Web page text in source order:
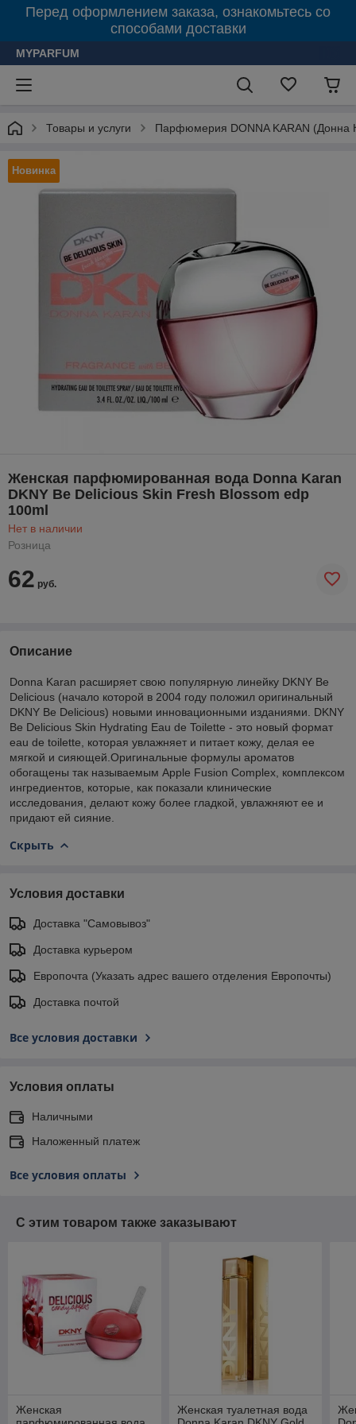
Перед оформлением заказа, ознакомьтесь со
способами доставки
MYPARFUM
Товары и услуги Парфюмерия DONNA KARAN (Донна
Новинка
Женская парфюмированная вода Donna Karan
DKNY Be Delicious Skin Fresh Blossom edp
100ml
Нет в наличии
Розница
62 руб.
Описание
Donna Karan расширяет свою популярную линейку DKNY Be
Delicious (начало которой в 2004 году положил оригинальный
DKNY Be Delicious) новыми инновационными изданиями. DKNY
Be Delicious Skin Hydrating Eau de Toilette - это новый формат
eau de toilette, которая увлажняет и питает кожу, делая ее
мягкой и сияющей.Оригинальные формулы ароматов
обогащены так называемым Apple Fusion Complex, комплексом
ингредиентов, которые, как показали клинические
исследования, делают кожу более гладкой, увлажняют ее и
придают ей сияние.
Скрыть
Условия доставки
Доставка "Самовывоз"
Доставка курьером
Европочта (Указать адрес вашего отделения Европочты)
Доставка почтой
Все условия доставки
Условия оплаты
Наличными
Наложенный платеж
Все условия оплаты
С этим товаром также заказывают
Женская
Женская туалетная вода